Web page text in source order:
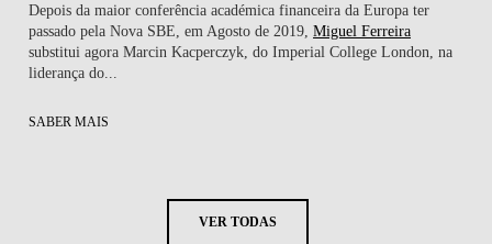
Depois da maior conferência académica financeira da Europa ter
passado pelaNova SBE, em Agosto de 2019,Miguel Ferreira
substitui agora Marcin Kacperczyk, do Imperial College London, na
liderança do...
SABER MAIS
VER TODAS